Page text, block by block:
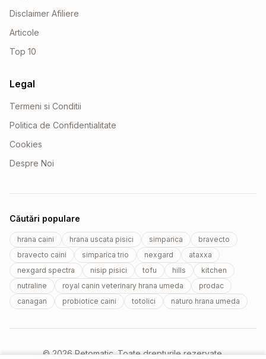
Disclaimer Afiliere
Articole
Top 10
Legal
Termeni si Conditii
Politica de Confidentialitate
Cookies
Despre Noi
Căutări populare
hrana caini hrana uscata pisici simparica
bravecto
bravecto caini
simparica trio nexgard
ataxxa
nexgard spectra
nisip pisici tofu hills
kitchen
nutraline
royal canin veterinary hrana umeda
prodac
canagan
probiotice caini totolici naturo hrana umeda
© 2026 Petomatic. Toate drepturile rezervate.